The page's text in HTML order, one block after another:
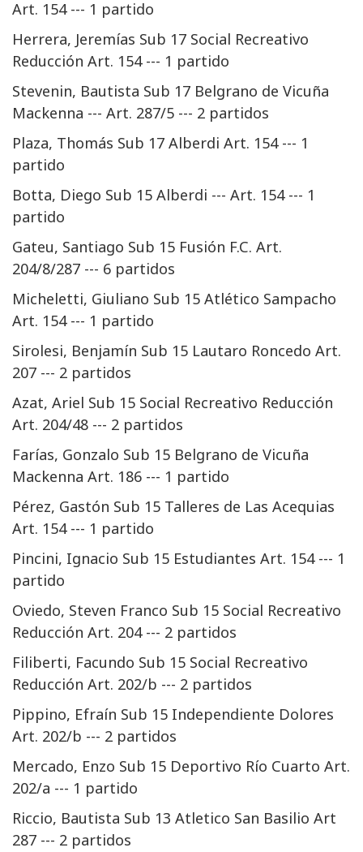
Art. 154 --- 1 partido
Herrera, Jeremías Sub 17 Social Recreativo
Reducción Art. 154 --- 1 partido
Stevenin, Bautista Sub 17 Belgrano de Vicuña
Mackenna --- Art. 287/5 --- 2 partidos
Plaza, Thomás Sub 17 Alberdi Art. 154 --- 1
partido
Botta, Diego Sub 15 Alberdi --- Art. 154 --- 1
partido
Gateu, Santiago Sub 15 Fusión F.C. Art.
204/8/287 --- 6 partidos
Micheletti, Giuliano Sub 15 Atlético Sampacho
Art. 154 --- 1 partido
Sirolesi, Benjamín Sub 15 Lautaro Roncedo Art.
207 --- 2 partidos
Azat, Ariel Sub 15 Social Recreativo Reducción
Art. 204/48 --- 2 partidos
Farías, Gonzalo Sub 15 Belgrano de Vicuña
Mackenna Art. 186 --- 1 partido
Pérez, Gastón Sub 15 Talleres de Las Acequias
Art. 154 --- 1 partido
Pincini, Ignacio Sub 15 Estudiantes Art. 154 --- 1
partido
Oviedo, Steven Franco Sub 15 Social Recreativo
Reducción Art. 204 --- 2 partidos
Filiberti, Facundo Sub 15 Social Recreativo
Reducción Art. 202/b --- 2 partidos
Pippino, Efraín Sub 15 Independiente Dolores
Art. 202/b --- 2 partidos
Mercado, Enzo Sub 15 Deportivo Río Cuarto Art.
202/a --- 1 partido
Riccio, Bautista Sub 13 Atletico San Basilio Art
287 --- 2 partidos